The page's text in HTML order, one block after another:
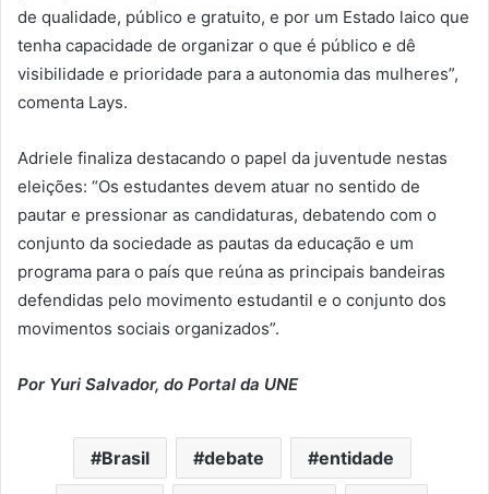
de qualidade, público e gratuito, e por um Estado laico que
tenha capacidade de organizar o que é público e dê
visibilidade e prioridade para a autonomia das mulheres”,
comenta Lays.
Adriele finaliza destacando o papel da juventude nestas
eleições: “Os estudantes devem atuar no sentido de
pautar e pressionar as candidaturas, debatendo com o
conjunto da sociedade as pautas da educação e um
programa para o país que reúna as principais bandeiras
defendidas pelo movimento estudantil e o conjunto dos
movimentos sociais organizados”.
Por Yuri Salvador, do Portal da UNE
Brasil debate entidade